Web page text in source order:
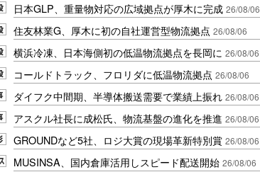
日本GLP、重量物対応の広域拠点が厚木に完成 26/08/06
住友林業G、厚木に初の自社運営型物流拠点 26/08/06
横浜冷凍、日本海側初の低温物流拠点を長岡に 26/08/06
コールドトラック、フロリダに低温物流拠点 26/08/06
ダイフク中間期、半導体搬送需要で業績上振れ 26/08/06
アスクル社長に成松氏、物流基盤の進化を推進 26/08/06
GROUNDなど5社、ロジ大賞の現場革新特別賞 26/08/06
MUSINSA、国内倉庫活用しスピード配送開始 26/08/06